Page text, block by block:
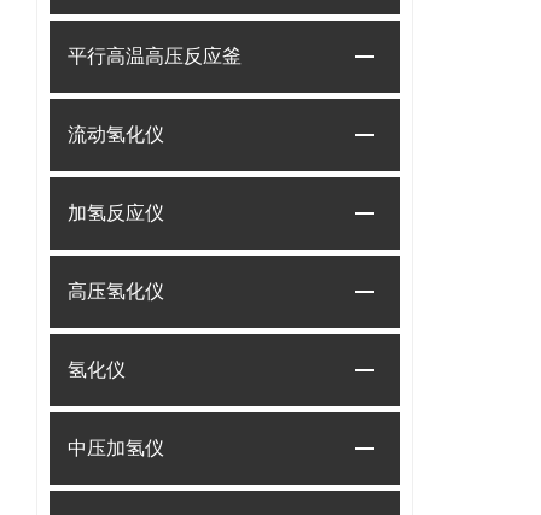
平行高温高压反应釜
流动氢化仪
加氢反应仪
高压氢化仪
氢化仪
中压加氢仪